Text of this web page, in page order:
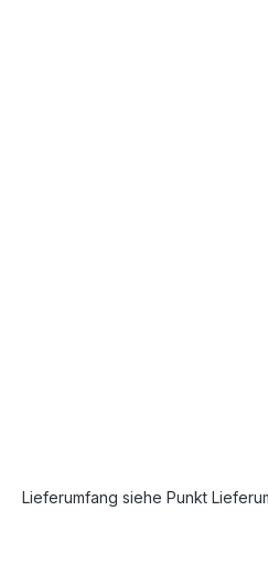
Lieferumfang siehe Punkt